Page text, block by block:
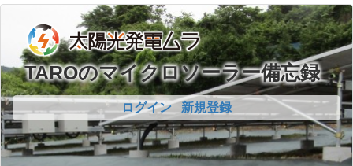
TAROのマイクロソーラー備忘録
ログイン 新規登録